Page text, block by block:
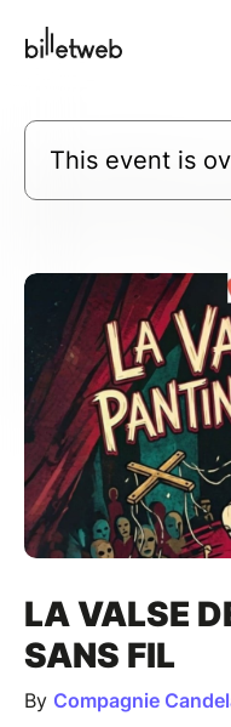
This event is
LA VALSE
SANS FIL
By Compagnie